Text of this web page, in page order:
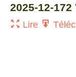
2025-12-172
Lire